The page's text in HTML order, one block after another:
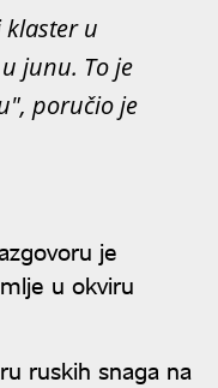
klaster u
junu. To je
poručio je
je
u okviru
ruskih snaga na